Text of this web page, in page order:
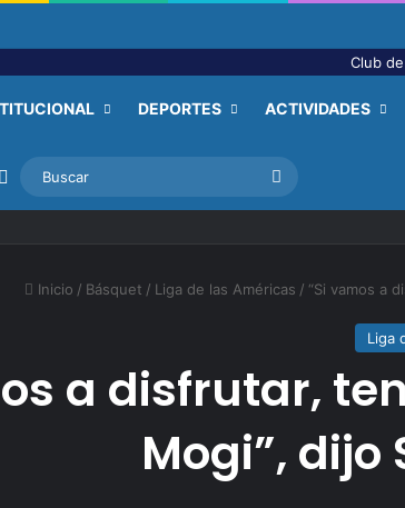
DEPORTES ACTIVIDADES
Switch skin Buscar
Inicio / Básquet / Liga de las Américas / “Si vamos a
Liga
a disfrutar,
Mogi”,